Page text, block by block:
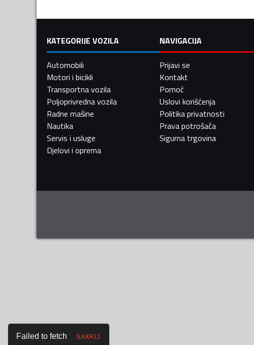
Failed to fetch SAKRIJ
KATEGORIJE VOZILA
Automobili
Motori i bicikli
Transportna vozila
Poljoprivredna vozila
Radne mašine
Nautika
Servis i usluge
Djelovi i oprema
NAVIGACIJA
Prijavi se
Kontakt
Pomoć
Uslovi korišćenja
Politika privatnosti
Prava potrošača
Sigurna trgovina